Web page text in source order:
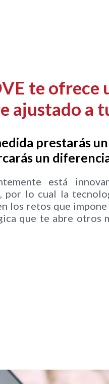
te ofrece
ajustado a
prestarás
un
está
por lo cual la
los retos que
que te abre otros